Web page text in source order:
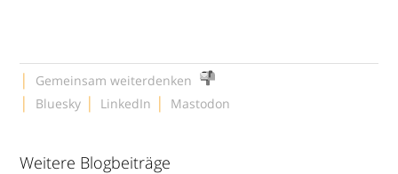
| Gemeinsam weiterdenken
| Bluesky | LinkedIn | Mastodon
Weitere Blogbeiträge